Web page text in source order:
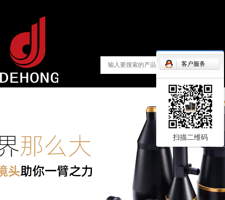
客户服务
扫描二维码